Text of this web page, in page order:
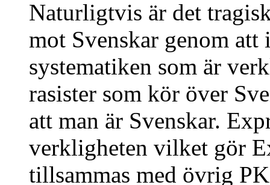
Naturligtvis är det
mot Svenskar genom
systematiken som är
rasister som kör över
att man är Svenskar.
verkligheten vilket gör
tillsammas med övrig